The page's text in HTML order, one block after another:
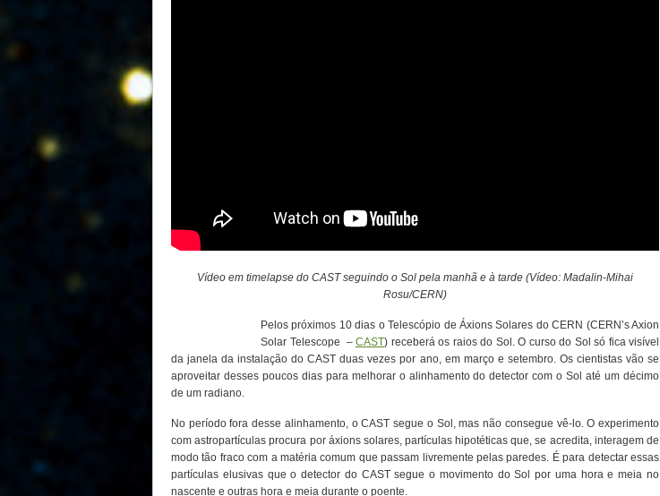
Vídeo em timelapse do CAST seguindo o Sol pela manhã e à tarde (Vídeo: Madalin-Mihai
Rosu/CERN)
Pelos próximos 10 dias o Telescópio de Áxions Solares do CERN (CERN’s Axion
Solar Telescope – CAST) receberá os raios do Sol. O curso do Sol só fica visível
da janela da instalação do CAST duas vezes por ano, em março e setembro. Os cientistas vão se
aproveitar desses poucos dias para melhorar o alinhamento do detector com o Sol até um décimo
de um radiano.
No período fora desse alinhamento, o CAST segue o Sol, mas não consegue vê-lo. O experimento
com astropartículas procura por áxions solares, partículas hipotéticas que, se acredita, interagem de
modo tão fraco com a matéria comum que passam livremente pelas paredes. É para detectar essas
partículas elusivas que o detector do CAST segue o movimento do Sol por uma hora e meia no
nascente e outras hora e meia durante o poente.